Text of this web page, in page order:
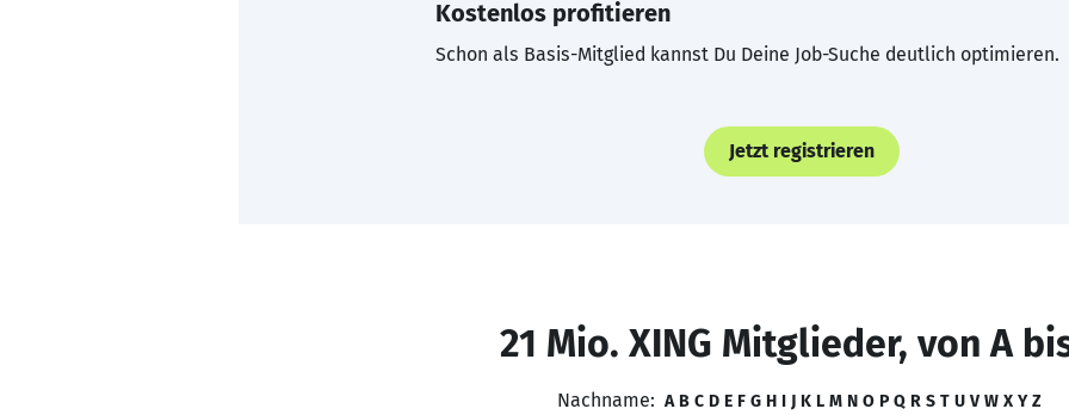
Kostenlos profitieren
Schon als Basis-Mitglied kannst Du Deine Job-Suche deutlich optimieren.
Jetzt registrieren
21 Mio. XING Mitglieder, von A
Nachname: A B C D E F G H I J K L M N O P Q R S T U V W X Y Z